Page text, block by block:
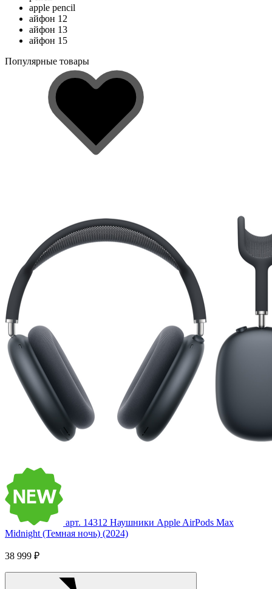
apple pencil
айфон 12
айфон 13
айфон 15
Популярные товары
арт. 14312 Наушники Apple AirPods Max
Midnight (Темная ночь) (2024)
38 999 ₽